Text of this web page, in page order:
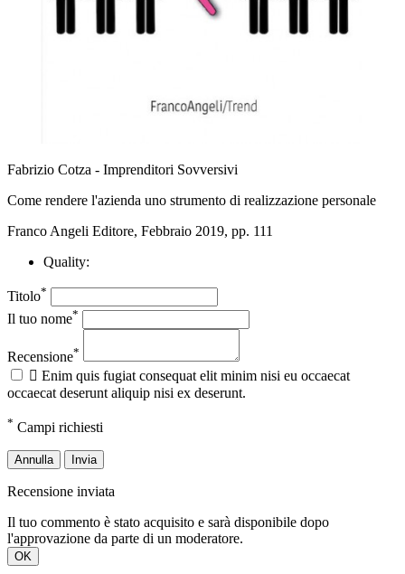
Fabrizio Cotza - Imprenditori Sovversivi
Come rendere l'azienda uno strumento di realizzazione personale
Franco Angeli Editore, Febbraio 2019, pp. 111
Quality:
Titolo*
Il tuo nome*
Recensione*
 Enim quis fugiat consequat elit minim nisi eu occaecat
occaecat deserunt aliquip nisi ex deserunt.
* Campi richiesti
Annulla Invia
Recensione inviata
Il tuo commento è stato acquisito e sarà disponibile dopo
l'approvazione da parte di un moderatore.
OK